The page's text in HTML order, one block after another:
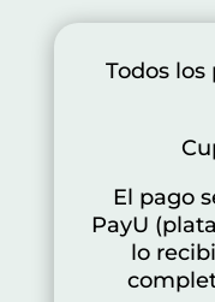
Todos
El pago
PayU
lo